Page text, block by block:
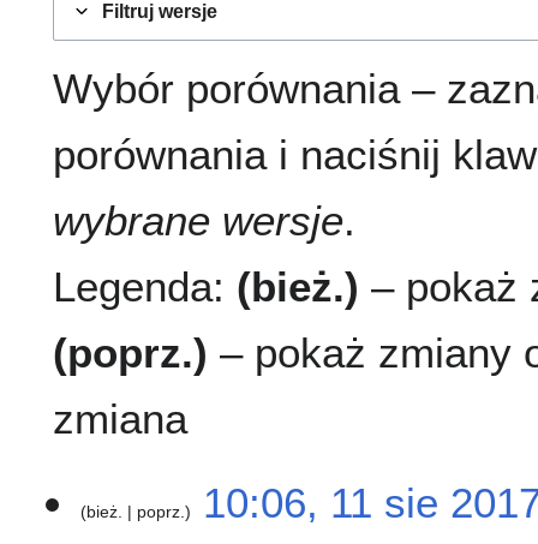
Filtruj wersje
Wybór porównania –
porównania i naciśnij
wybrane wersje.
Legenda: (bież.) – pokaż
(poprz.) – pokaż zmiany
zmiana
1
bież. poprz.
10:06, 11 sie